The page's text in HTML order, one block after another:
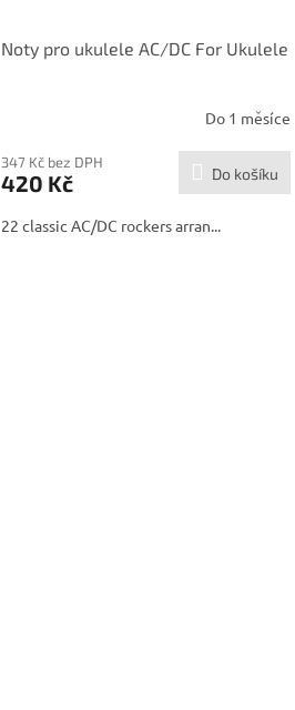
Noty pro ukulele AC/DC For Ukulele
Do 1 měsíce
347 Kč bez DPH
420 Kč Do košíku
22 classic AC/DC rockers arran...